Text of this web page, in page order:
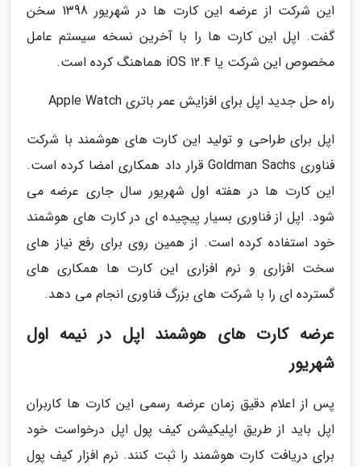
این شرکت از عرضه این کارت ها در شهریور 1398 سخن
گفت. اپل این کارت ها را با آخرین نسخه سیستم عامل
مخصوص این شرکت یا iOS 12.4 هماهنگ کرده است.
راه حل جدید اپل برای افزایش عمر باتری Apple Watch
اپل برای طراحی و تولید این کارت های هوشمند با شرکت
فناوری Goldman Sachs قرار داد همکاری امضا کرده است.
این کارت ها در هفته اول شهریور سال جاری عرضه می
شود. اپل از فناوری بسیار پیچیده ای در کارت های هوشمند
خود استفاده کرده است. از همین روی برای رفع نیاز های
سخت افزاری و نرم افزاری این کارت ها همکاری های
گسترده ای را با شرکت های بزرگ فناوری انجام می دهد.
عرضه کارت های هوشمند اپل در نیمه اول
شهریور
پس از اعلام دقیق زمان عرضه رسمی این کارت ها کاربران
اپل باید از طریق اپلیکیشن کیف پول اپل درخواست خود
برای دریافت کارت هوشمند را ثبت کنند. نرم افزار کیف پول